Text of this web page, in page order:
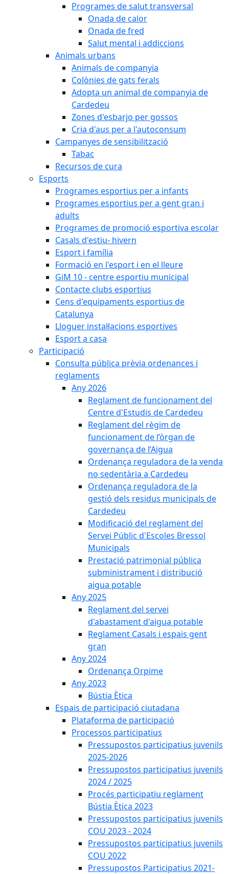
Programes de salut transversal
Onada de calor
Onada de fred
Salut mental i addiccions
Animals urbans
Animals de companyia
Colònies de gats ferals
Adopta un animal de companyia de
Cardedeu
Zones d'esbarjo per gossos
Cria d'aus per a l'autoconsum
Campanyes de sensibilització
Tabac
Recursos de cura
Esports
Programes esportius per a infants
Programes esportius per a gent gran i
adults
Programes de promoció esportiva escolar
Casals d'estiu- hivern
Esport i família
Formació en l'esport i en el lleure
GiM 10 - centre esportiu municipal
Contacte clubs esportius
Cens d'equipaments esportius de
Catalunya
Lloguer instal·lacions esportives
Esport a casa
Participació
Consulta pública prèvia ordenances i
reglaments
Any 2026
Reglament de funcionament del
Centre d'Estudis de Cardedeu
Reglament del règim de
funcionament de l’òrgan de
governança de l’Aigua
Ordenança reguladora de la venda
no sedentària a Cardedeu
Ordenança reguladora de la
gestió dels residus municipals de
Cardedeu
Modificació del reglament del
Servei Públic d'Escoles Bressol
Municipals
Prestació patrimonial pública
subministrament i distribució
aigua potable
Any 2025
Reglament del servei
d'abastament d'aigua potable
Reglament Casals i espais gent
gran
Any 2024
Ordenança Orpime
Any 2023
Bústia Ètica
Espais de participació ciutadana
Plataforma de participació
Processos participatius
Pressupostos participatius juvenils
2025-2026
Pressupostos participatius juvenils
2024 / 2025
Procés participatiu reglament
Bústia Ètica 2023
Pressupostos participatius juvenils
COU 2023 - 2024
Pressupostos participatius juvenils
COU 2022
Pressupostos Participatius 2021-